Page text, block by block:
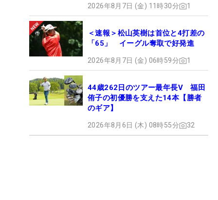
2026年8月7日 (金) 11時30分 1
＜速報＞松山英樹は首位と4打差の
「65」 イーグル奪取で好発進
2026年8月7日 (金) 06時59分 1
44歳262日のツアー最年長V 福田
侑子の初優勝を支えた14本【勝者
のギア】
2026年8月6日 (木) 08時55分 32